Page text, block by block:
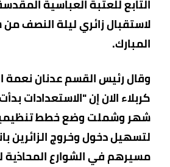
التابع للعتبة العباسية
لاستقبال زائري ليلة النصف
المبارك.
وقال رئيس القسم عدنان نعمة
كربلاء الان إن "الاستعدادات
شهر وشملت وضع خطط
لتسهيل دخول وخروج الزائرين
مسيرهم في الشوارع المحاذية